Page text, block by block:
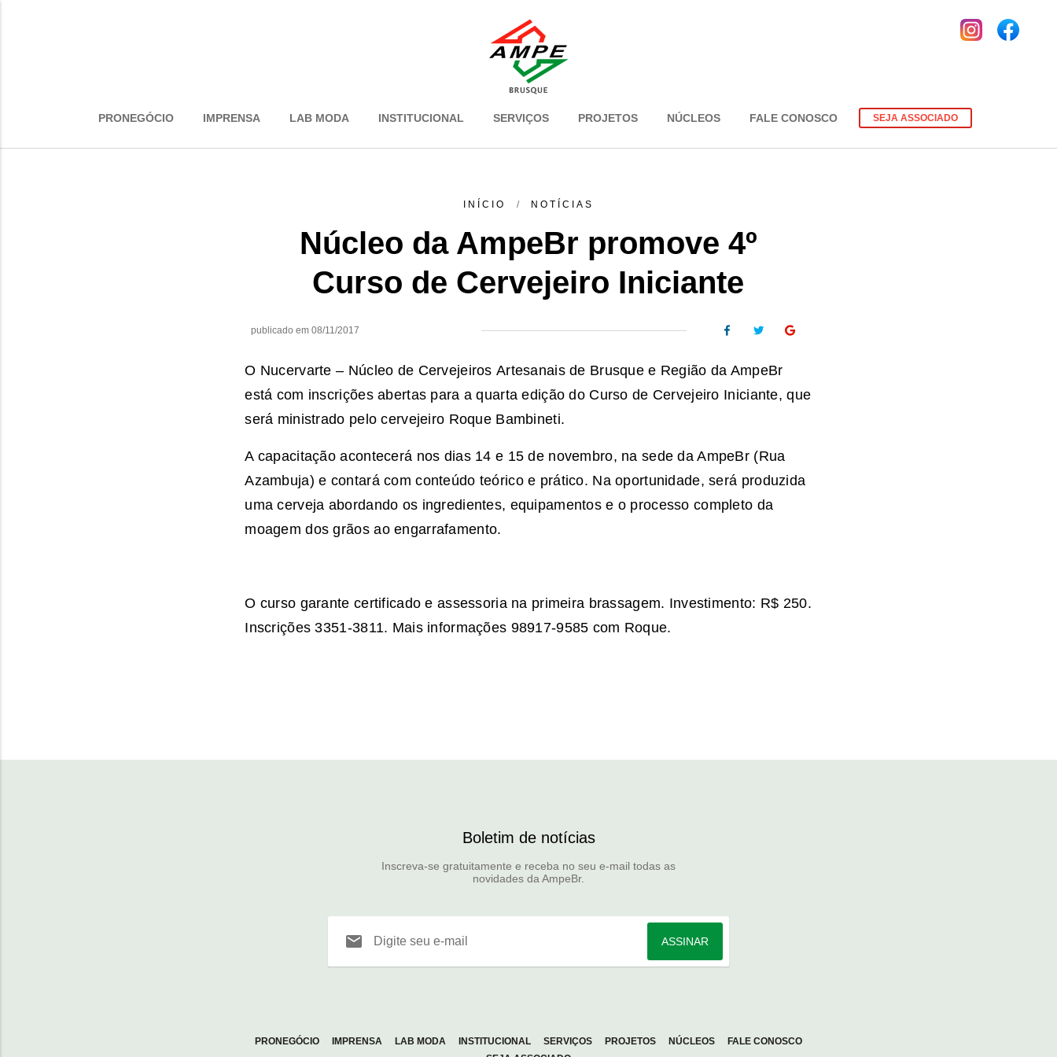
PRONEGÓCIO IMPRENSA LAB MODA INSTITUCIONAL SERVIÇOS PROJETOS NÚCLEOS FALE CONOSCO SEJA ASSOCIADO
INÍCIO NOTÍCIAS
Núcleo da AmpeBr promove 4º
Curso de Cervejeiro Iniciante
publicado em 08/11/2017
O Nucervarte – Núcleo de Cervejeiros Artesanais de Brusque e Região da AmpeBr
está com inscrições abertas para a quarta edição do Curso de Cervejeiro Iniciante, que
será ministrado pelo cervejeiro Roque Bambineti.
A capacitação acontecerá nos dias 14 e 15 de novembro, na sede da AmpeBr (Rua
Azambuja) e contará com conteúdo teórico e prático. Na oportunidade, será produzida
uma cerveja abordando os ingredientes, equipamentos e o processo completo da
moagem dos grãos ao engarrafamento.
O curso garante certificado e assessoria na primeira brassagem. Investimento: R$ 250.
Inscrições 3351-3811. Mais informações 98917-9585 com Roque.
Boletim de notícias
Inscreva-se gratuitamente e receba no seu e-mail todas as
novidades da AmpeBr.
Digite seu e-mail ASSINAR
PRONEGÓCIO IMPRENSA LAB MODA INSTITUCIONAL SERVIÇOS PROJETOS NÚCLEOS
FALE CONOSCO